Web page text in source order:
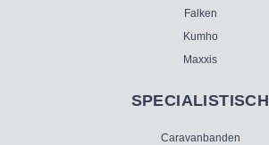
Falken
Kumho
Maxxis
SPECIALISTISCH
Caravanbanden